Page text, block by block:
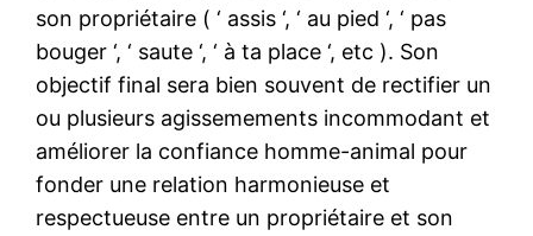
son propriétaire ( ‘ assis ‘, ‘ au pied ‘, ‘ pas
bouger ‘, ‘ saute ‘, ‘ à ta place ‘, etc ). Son
objectif final sera bien souvent de rectifier un
ou plusieurs agissemements incommodant et
améliorer la confiance homme-animal pour
fonder une relation harmonieuse et
respectueuse entre un propriétaire et son